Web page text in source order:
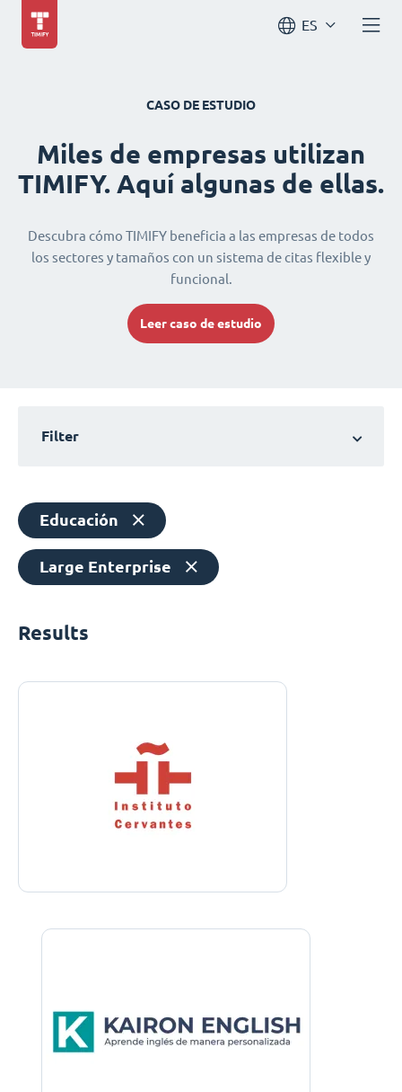
ES
CASO DE ESTUDIO
Miles de empresas utilizan
TIMIFY. Aquí algunas de ellas.
Descubra cómo TIMIFY beneficia a las empresas de todos
los sectores y tamaños con un sistema de citas flexible y
funcional.
Leer caso de estudio
Filter
Educación
Large Enterprise
Results